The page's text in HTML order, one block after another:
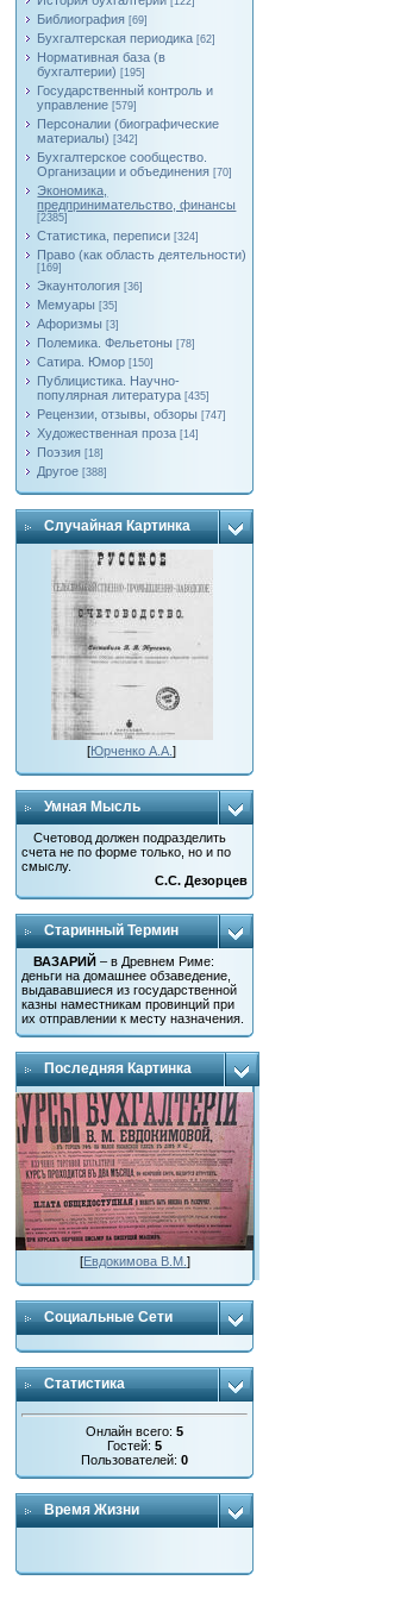
Библиография [69]
Бухгалтерская периодика [62]
Нормативная база (в
бухгалтерии) [195]
Государственный контроль и
управление [579]
Персоналии (биографические
материалы) [342]
Бухгалтерское сообщество.
Организации и объединения [70]
Экономика,
предпринимательство, финансы
[2385]
Статистика, переписи [324]
Право (как область деятельности)
[169]
Экаунтология [36]
Мемуары [35]
Афоризмы [3]
Полемика. Фельетоны [78]
Сатира. Юмор [150]
Публицистика. Научно-
популярная литература [435]
Рецензии, отзывы, обзоры [747]
Художественная проза [14]
Поэзия [18]
Другое [388]
Случайная Картинка
[Юрченко А.А.]
Умная Мысль
Счетовод должен подразделить
счета не по форме только, но и по
смыслу.
С.С. Дезорцев
Старинный Термин
ВАЗАРИЙ – в Древнем Риме:
деньги на домашнее обзаведение,
выдававшиеся из государственной
казны наместникам провинций при
их отправлении к месту назначения.
Последняя Картинка
[Евдокимова В.М. ]
Социальные Сети
Статистика
Онлайн всего:5
Гостей:5
Пользователей:0
Время Жизни